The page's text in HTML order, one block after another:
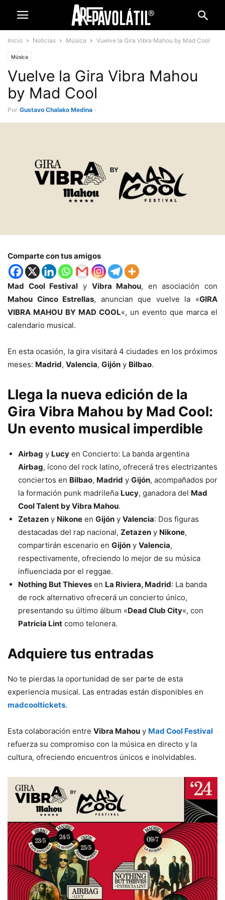
Inicio Noticias Música Vuelve la Gira Vibra Mahou by Mad Cool
Música
Vuelve la Gira Vibra Mahou
by Mad Cool
Por Gustavo Chalako Medina -
Comparte con tus amigos
Mad Cool Festival y Vibra Mahou, en asociación con
Mahou Cinco Estrellas, anuncian que vuelve la «GIRA
VIBRA MAHOU BY MAD COOL«, un evento que marca el
calendario musical.
En esta ocasión, la gira visitará 4 ciudades en los próximos
meses: Madrid, Valencia, Gijón y Bilbao.
Llega la nueva edición de la
Gira Vibra Mahou by Mad Cool:
Un evento musical imperdible
Airbag y Lucy en Concierto: La banda argentina
Airbag, ícono del rock latino, ofrecerá tres electrizantes
conciertos en Bilbao, Madrid y Gijón, acompañados por
la formación punk madrileña Lucy, ganadora del Mad
Cool Talent by Vibra Mahou.
Zetazen y Nikone en Gijón y Valencia: Dos figuras
destacadas del rap nacional, Zetazen y Nikone,
compartirán escenario en Gijón y Valencia,
respectivamente, ofreciendo lo mejor de su música
influenciada por el reggae.
Nothing But Thieves en La Riviera, Madrid: La banda
de rock alternativo ofrecerá un concierto único,
presentando su último álbum «Dead Club City«, con
Patricia Lint como telonera.
Adquiere tus entradas
No te pierdas la oportunidad de ser parte de esta
experiencia musical. Las entradas están disponibles en
madcooltickets.
Esta colaboración entre Vibra Mahou y Mad Cool Festival
refuerza su compromiso con la música en directo y la
cultura, ofreciendo encuentros únicos e inolvidables.